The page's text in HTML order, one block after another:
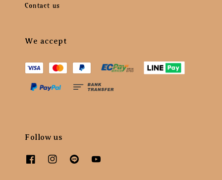
Contact us
We accept
Follow us